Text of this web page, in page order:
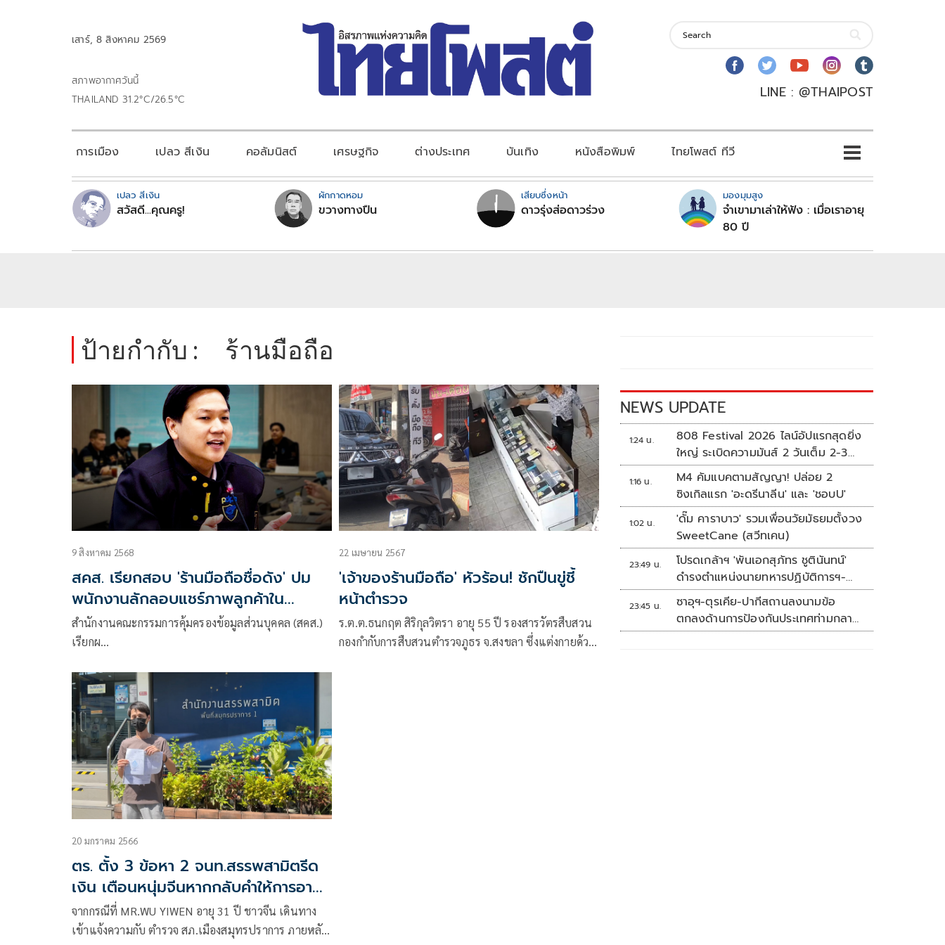
เสาร์, 8 สิงหาคม 2569
สภาพอากาศวันนี้
THAILAND 31.2°C/26.5°C
LINE : @THAIPOST
การเมือง เปลว สีเงิน คอลัมนิสต์ เศรษฐกิจ ต่างประเทศ บันเทิง หนังสือพิมพ์ ไทยโพสต์ ทีวี
เปลว สีเงิน
สวัสดี...คุณครู!
ผักกาดหอม
ขวางทางปืน
เสียบซึ่งหน้า
ดาวรุ่งส่อดาวร่วง
มองมุมสูง
จำเขามาเล่าให้ฟัง : เมื่อเราอายุ
80 ปี
ป้ายกำกับ : ร้านมือถือ
9 สิงหาคม 2568
สคส. เรียกสอบ 'ร้านมือถือชื่อดัง' ปม
พนักงานลักลอบแชร์ภาพลูกค้าใน
Telegram
สำนักงานคณะกรรมการคุ้มครองข้อมูลส่วนบุคคล (สคส.)
เรียกผ…
22 เมษายน 2567
'เจ้าของร้านมือถือ' หัวร้อน! ชักปืนขู่ชี้
หน้าตำรวจ
ร.ต.ต.ธนกฤต สิริกุลวิตรา อายุ 55 ปี รองสารวัตรสืบสวน
กองกำกับการสืบสวนตำรวจภูธร จ.สงขลา ซึ่งแต่งกายด้วย
20 มกราคม 2566
ตร. ตั้ง 3 ข้อหา 2 จนท.สรรพสามิตรีด
เงิน เตือนหนุ่มจีนหากกลับคำให้การอาจ
โดนแจ้งเท็จ
จากกรณีที่ MR.WU YIWEN อายุ 31 ปี ชาวจีน เดินทาง
เข้าแจ้งความกับ ตำรวจ สภ.เมืองสมุทรปราการ ภายหลัง
NEWS UPDATE
1:24 น.
808 Festival 2026 ไลน์อัปแรกสุดยิ่ง
ใหญ่ ระเบิดความมันส์ 2 วันเต็ม 2-3
ต.ค.นี้
1:16 น.
M4 คัมแบคตามสัญญา! ปล่อย 2
ซิงเกิลแรก 'อะดรีนาลีน' และ 'ชอบU'
1:02 น.
'ดั๊ม คาราบาว' รวมเพื่อนวัยมัธยมตั้งวง
SweetCane (สวีทเคน)
23:49 น.
โปรดเกล้าฯ 'พันเอกสุภัทร ชูตินันทน์'
ดำรงตำแหน่งนายทหารปฏิบัติการฯ-
พระราชทานยศ 'พลตรี'
23:45 น.
ซาอุฯ-ตุรเคีย-ปากีสถานลงนามข้อ
ตกลงด้านการป้องกันประเทศท่ามกลาง
สงครามในภูมิภาค